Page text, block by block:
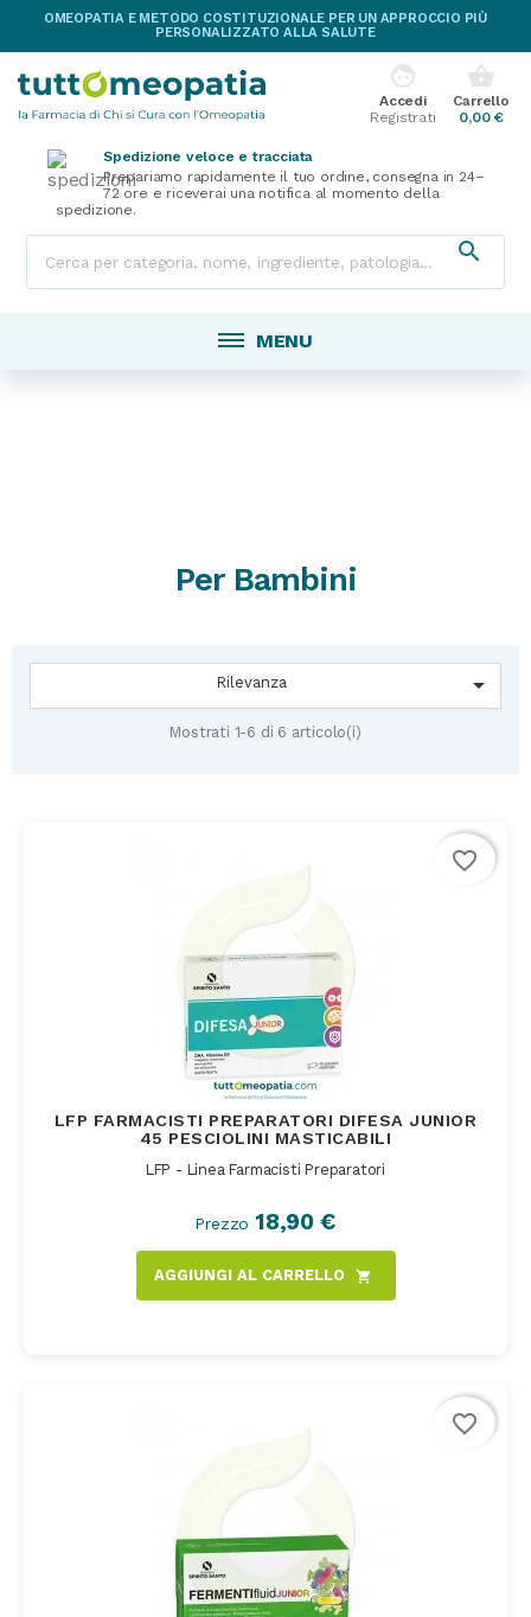
OMEOPATIA E METODO COSTITUZIONALE PER UN APPROCCIO PIÙ
PERSONALIZZATO ALLA SALUTE
shopping_basket
Carrello
0,00 €
face
Accedi
Registrati
Spedizione veloce e tracciata
Prepariamo rapidamente il tuo ordine, consegna in 24–
72 ore e riceverai una notifica al momento della
spedizione.

MENU
Per Bambini
Rilevanza 
Mostrati 1-6 di 6 articolo(i)
LFP FARMACISTI PREPARATORI DIFESA JUNIOR
45 PESCIOLINI MASTICABILI
LFP - Linea Farmacisti Preparatori
Prezzo 18,90 €
AGGIUNGI AL CARRELLO shopping_cart
favorite_border
favorite_border